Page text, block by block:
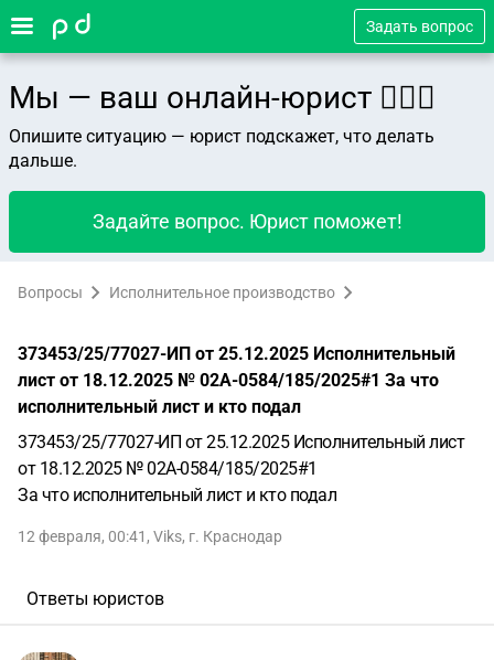
Задать вопрос
Мы — ваш онлайн-юрист 👨🏻‍⚖️
Опишите ситуацию — юрист подскажет, что делать
дальше.
Задайте вопрос. Юрист поможет!
Вопросы Исполнительное производство
373453/25/77027-ИП от 25.12.2025 Исполнительный
лист от 18.12.2025 № 02А-0584/185/2025#1 За что
исполнительный лист и кто подал
373453/25/77027-ИП от 25.12.2025 Исполнительный лист
от 18.12.2025 № 02А-0584/185/2025#1
За что исполнительный лист и кто подал
12 февраля, 00:41 , Viks, г. Краснодар
Ответы юристов